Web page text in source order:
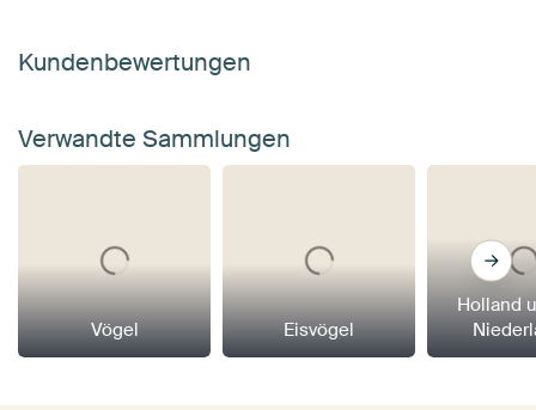
Kundenbewertungen
Verwandte Sammlungen
Vögel Eisvögel
Holland